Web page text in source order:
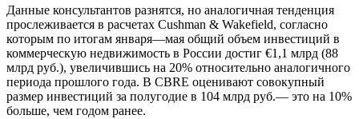
Данные консультантов разнятся, но аналогичная тенденция
прослеживается в расчетах Cushman & Wakefield, согласно
которым по итогам января—мая общий объем инвестиций в
коммерческую недвижимость в России достиг €1,1 млрд (88
млрд руб.), увеличившись на 20% относительно аналогичного
периода прошлого года. В CBRE оценивают совокупный
размер инвестиций за полугодие в 104 млрд руб.— это на 10%
больше, чем годом ранее.